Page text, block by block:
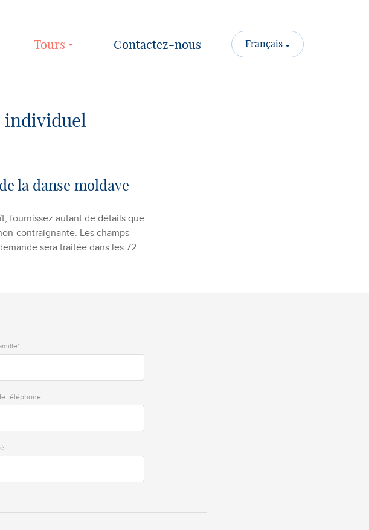
Tours Contactez-nous Français
individuel
la danse moldave
fournissez autant de détails que
contraignante. Les champs
sera traitée dans les 72
téléphone